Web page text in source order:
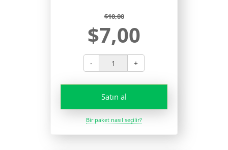
$10,00
$7,00
- +
Satın al
Bir paket nasıl seçilir?